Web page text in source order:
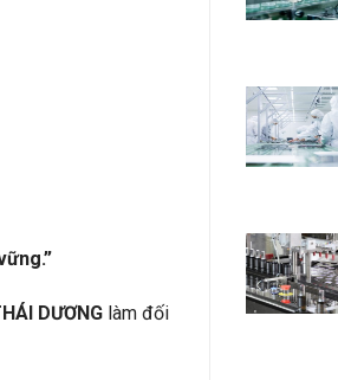
DƯƠNG làm đối